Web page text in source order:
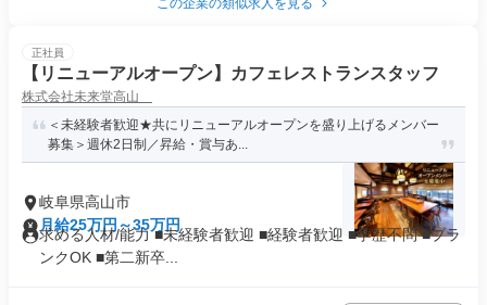
この企業の類似求人を見る
正社員
【リニューアルオープン】カフェレストランスタッフ
株式会社未来堂高山
＜未経験者歓迎★共にリニューアルオープンを盛り上げるメンバー
募集＞週休2日制／昇給・賞与あ...
岐阜県高山市
月給25万円～35万円
求める人材/能力 ■未経験者歓迎 ■経験者歓迎 ■学歴不問 ■ブラ
ンクOK ■第二新卒...